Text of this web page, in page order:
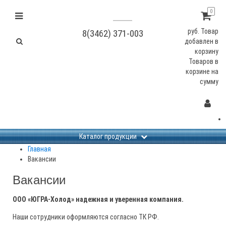
8(3462) 371-003
0
руб. Товар
добавлен в
корзину
Товаров в
корзине на
сумму
Каталог продукции
Главная
Вакансии
Вакансии
ООО «ЮГРА-Холод» надежная и уверенная компания.
Наши сотрудники оформляются согласно ТК РФ.